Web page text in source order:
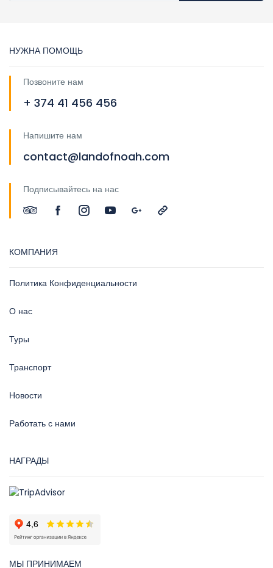
НУЖНА ПОМОЩЬ
Позвоните нам
+ 374 41 456 456
Напишите нам
contact@landofnoah.com
Подписывайтесь на нас
КОМПАНИЯ
Политика Конфиденциальности
О нас
Туры
Транспорт
Новости
Работать с нами
НАГРАДЫ
МЫ ПРИНИМАЕМ